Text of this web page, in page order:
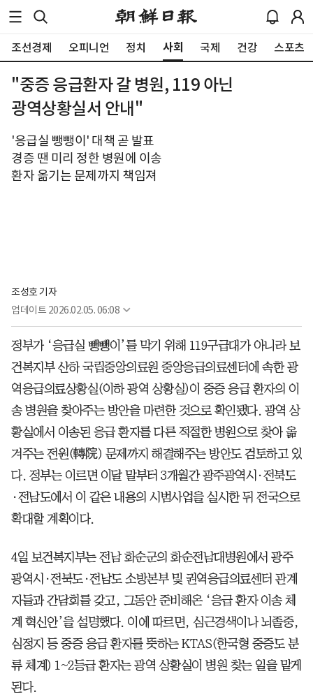
조선경제 오피니언 정치 사회 국제 건강 스포츠
"중증 응급환자 갈 병원, 119 아닌
광역상황실서 안내"
'응급실 뺑뺑이' 대책 곧 발표
경증 땐 미리 정한 병원에 이송
환자 옮기는 문제까지 책임져
조성호 기자
업데이트 2026.02.05. 06:08
정부가 ‘응급실 뺑뺑이’를 막기 위해 119구급대가 아니라 보
건복지부 산하 국립중앙의료원 중앙응급의료센터에 속한 광
역응급의료상황실(이하 광역 상황실)이 중증 응급 환자의 이
송 병원을 찾아주는 방안을 마련한 것으로 확인됐다. 광역 상
황실에서 이송된 응급 환자를 다른 적절한 병원으로 찾아 옮
겨주는 전원(轉院) 문제까지 해결해주는 방안도 검토하고 있
다. 정부는 이르면 이달 말부터 3개월간 광주광역시·전북도
·전남도에서 이 같은 내용의 시범사업을 실시한 뒤 전국으로
확대할 계획이다.
4일 보건복지부는 전남 화순군의 화순전남대병원에서 광주
광역시·전북도·전남도 소방본부 및 권역응급의료센터 관계
자들과 간담회를 갖고, 그동안 준비해온 ‘응급 환자 이송 체
계 혁신안’을 설명했다. 이에 따르면, 심근경색이나 뇌졸중,
심정지 등 중증 응급 환자를 뜻하는 KTAS(한국형 중증도 분
류 체계) 1~2등급 환자는 광역 상황실이 병원 찾는 일을 맡게
된다.